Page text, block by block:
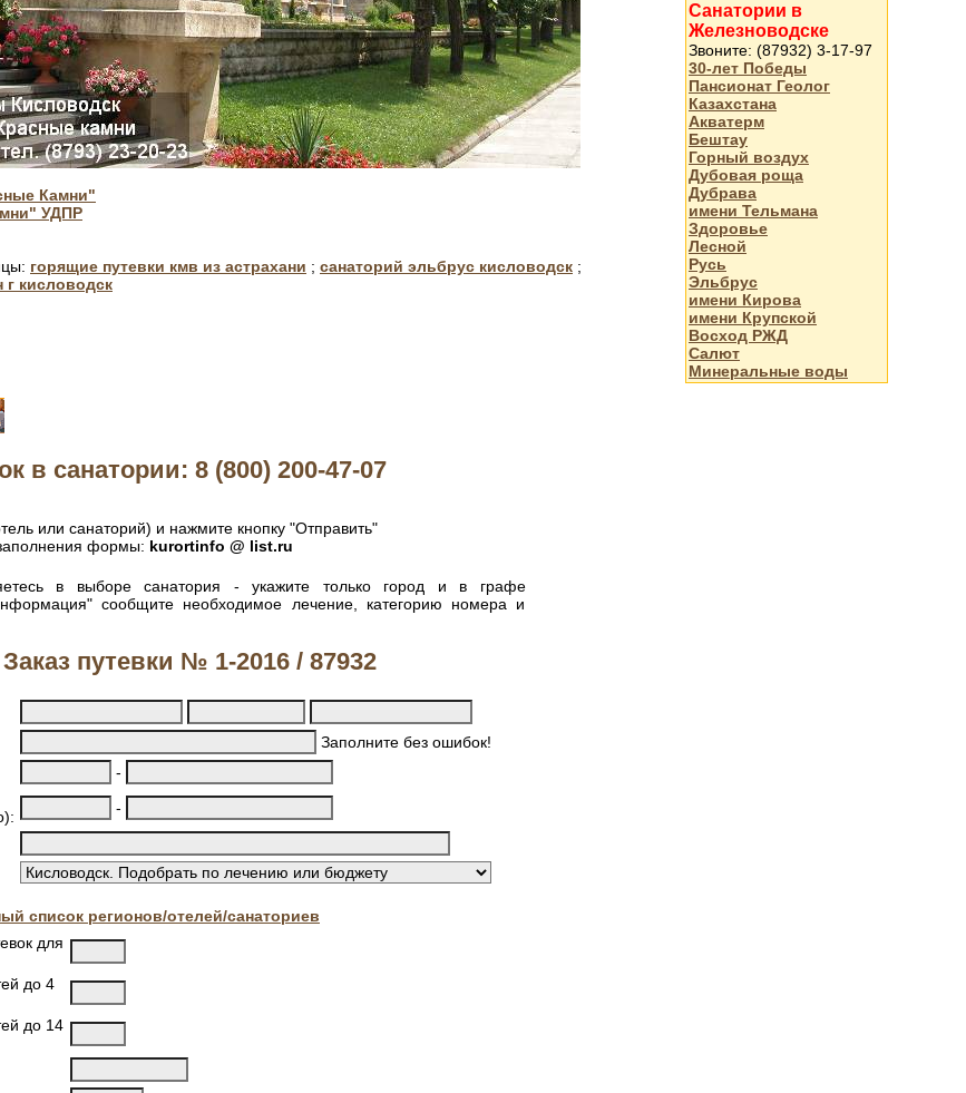
Камни"
УДПР
горящие путевки кмв из астрахани ; санаторий эльбрус кисловодск ;
кисловодск
в санатории: 8 (800) 200-47-07
или санаторий) и нажмите кнопку "Отправить"
формы: kurortinfo @ list.ru
в выборе санатория - укажите только город и в графе
сообщите необходимое лечение, категорию номера и
Заказ путевки № 1-2016 / 87932
Заполните без ошибок!
-
-
список регионов/отелей/санаториев
для
до 4
до 14
Санатории в
Железноводске
Звоните: (87932) 3-17-97
30-лет Победы
Пансионат Геолог
Казахстана
Акватерм
Бештау
Горный воздух
Дубовая роща
Дубрава
имени Тельмана
Здоровье
Лесной
Русь
Эльбрус
имени Кирова
имени Крупской
Восход РЖД
Салют
Минеральные воды